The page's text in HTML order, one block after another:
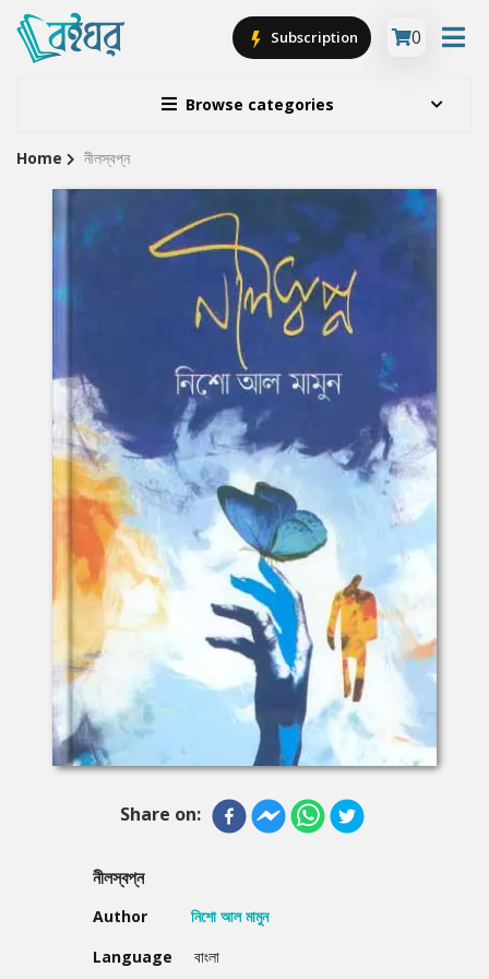
Browse categories
Subscription 0
Site
Breadcrumb
Home নীলস্বপ্ন
Share on:
নীলস্বপ্ন
Author
নিশো আল মামুন
Language
বাংলা